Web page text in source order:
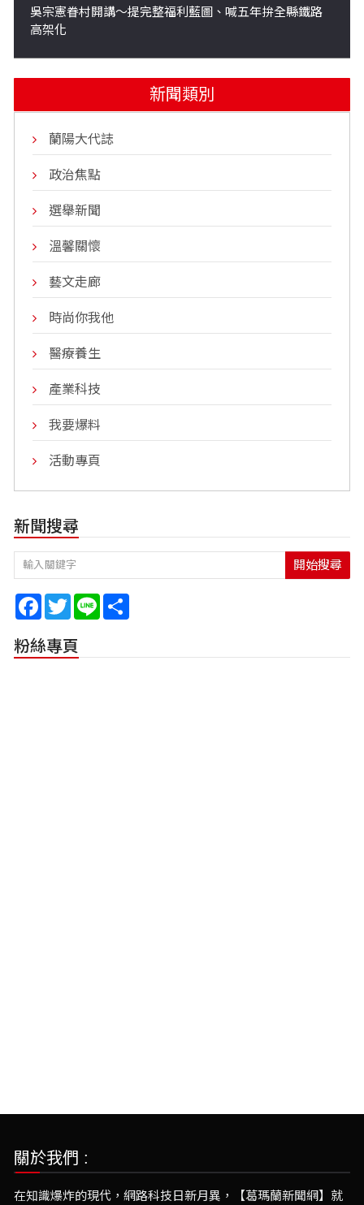
吳宗憲眷村開講～提完整福利藍圖、喊五年拚全縣鐵路
高架化
新聞類別
蘭陽大代誌
政治焦點
選舉新聞
溫馨關懷
藝文走廊
時尚你我他
醫療養生
產業科技
我要爆料
活動專頁
新聞搜尋
開始搜尋
Facebook
TwitterLine
粉絲專頁
關於我們 :
在知識爆炸的現代，網路科技日新月異，【葛瑪蘭新聞網】就